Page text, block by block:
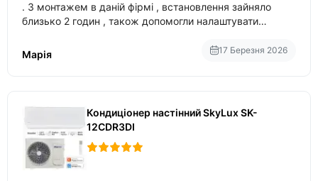
. З монтажем в даній фірмі , встановлення зайняло
близько 2 годин , також допомогли налаштувати
Марія
17 Березня 2026
Кондиціонер настінний SkyLux SK-
12CDR3DI